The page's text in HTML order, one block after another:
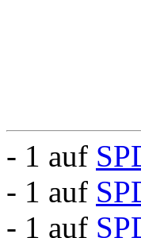
- 1 auf
- 1 auf
- 1 auf